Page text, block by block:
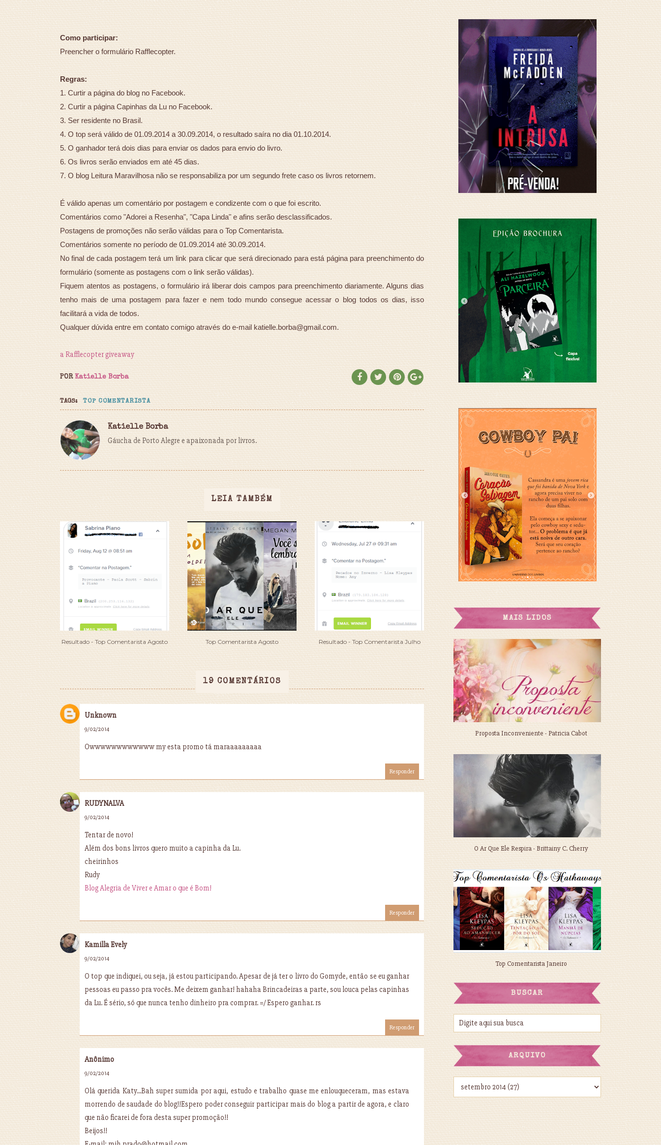
Como participar:
Preencher o formulário Rafflecopter.
Regras:
1. Curtir a página do blog no Facebook.
2. Curtir a página Capinhas da Lu no Facebook.
3. Ser residente no Brasil.
4. O top será válido de 01.09.2014 a 30.09.2014, o resultado saíra no dia 01.10.2014.
5. O ganhador terá dois dias para enviar os dados para envio do livro.
6. Os livros serão enviados em até 45 dias.
7. O blog Leitura Maravilhosa não se responsabiliza por um segundo frete caso os livros retornem.
É válido apenas um comentário por postagem e condizente com o que foi escrito.
Comentários como "Adorei a Resenha", "Capa Linda" e afins serão desclassificados.
Postagens de promoções não serão válidas para o Top Comentarista.
Comentários somente no período de 01.09.2014 até 30.09.2014.
No final de cada postagem terá um link para clicar que será direcionado para está página para preenchimento do
formulário (somente as postagens com o link serão válidas).
Fiquem atentos as postagens, o formulário irá liberar dois campos para preenchimento diariamente. Alguns dias
tenho mais de uma postagem para fazer e nem todo mundo consegue acessar o blog todos os dias, isso
facilitará a vida de todos.
Qualquer dúvida entre em contato comigo através do e-mail katielle.borba@gmail.com.
a Rafflecopter giveaway
POR Katielle Borba
TAGS: TOP COMENTARISTA
Katielle Borba
Gáucha de Porto Alegre e apaixonada por livros.
LEIA TAMBÉM
Resultado - Top Comentarista Agosto Top Comentarista Agosto Resultado - Top Comentarista Julho
19 COMENTÁRIOS
Unknown
9/02/2014
Owwwwwwwwwwww my esta promo tá maraaaaaaaaa
Responder
RUDYNALVA
9/02/2014
Tentar de novo!
Além dos bons livros quero muito a capinha da Lu.
cheirinhos
Rudy
Blog Alegria de Viver e Amar o que é Bom!
Responder
Kamilla Evely
9/02/2014
O top que indiquei, ou seja, já estou participando. Apesar de já ter o livro do Gomyde, então se eu ganhar
pessoas eu passo pra vocês. Me deixem ganhar! hahaha Brincadeiras a parte, sou louca pelas capinhas
da Lu. É sério, só que nunca tenho dinheiro pra comprar. =/ Espero ganhar. rs
Responder
Anônimo
9/02/2014
Olá querida Katy...Bah super sumida por aqui, estudo e trabalho quase me enlouqueceram, mas estava
morrendo de saudade do blog!!Espero poder conseguir participar mais do blog a partir de agora, e claro
que não ficarei de fora desta super promoção!!
Beijos!!
MAIS LIDOS
Proposta Inconveniente - Patricia Cabot
O Ar Que Ele Respira - Brittainy C. Cherry
Top Comentarista Janeiro
BUSCAR
ARQUIVO